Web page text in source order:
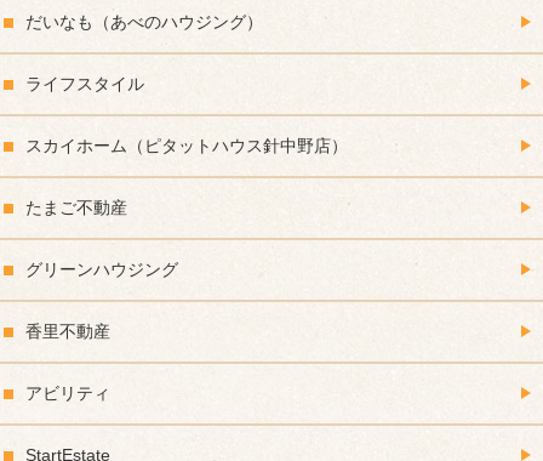
だいなも（あべのハウジング）
ライフスタイル
スカイホーム（ピタットハウス針中野店）
たまご不動産
グリーンハウジング
香里不動産
アビリティ
StartEstate